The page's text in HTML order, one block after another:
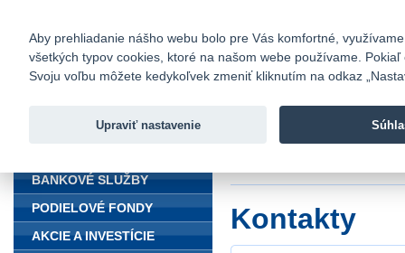
Fio banka
Fio banka
Kontakty
BANKOVÉ SLUŽBY
PODIELOVÉ FONDY
AKCIE A INVESTÍCIE
Aby prehliadanie nášho webu bolo pre Vás komfortné,
všetkých typov cookies, ktoré na našom webe používame.
Svoju voľbu môžete kedykoľvek zmeniť kliknutím na odkaz
Upraviť nastavenie